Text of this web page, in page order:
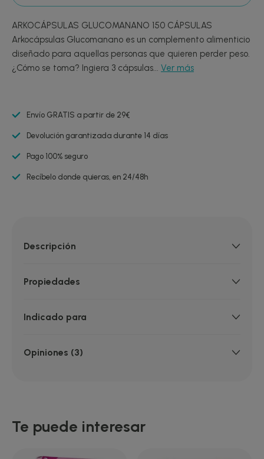
ARKOCÁPSULAS GLUCOMANANO 150 CÁPSULAS
Arkocápsulas Glucomanano es un complemento alimenticio
diseñado para aquellas personas que quieren perder peso.
¿Cómo se toma? Ingiera 3 cápsulas... Ver más
Envío GRATIS a partir de 29€
Devolución garantizada durante 14 días
Pago 100% seguro
Recíbelo donde quieras, en 24/48h
Descripción
Propiedades
Indicado para
Opiniones (3)
Te puede interesar